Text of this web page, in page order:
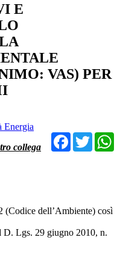
E
VAS) PER
Energia
collega
(Codice dell’Ambiente) così
D. Lgs. 29 giugno 2010, n.